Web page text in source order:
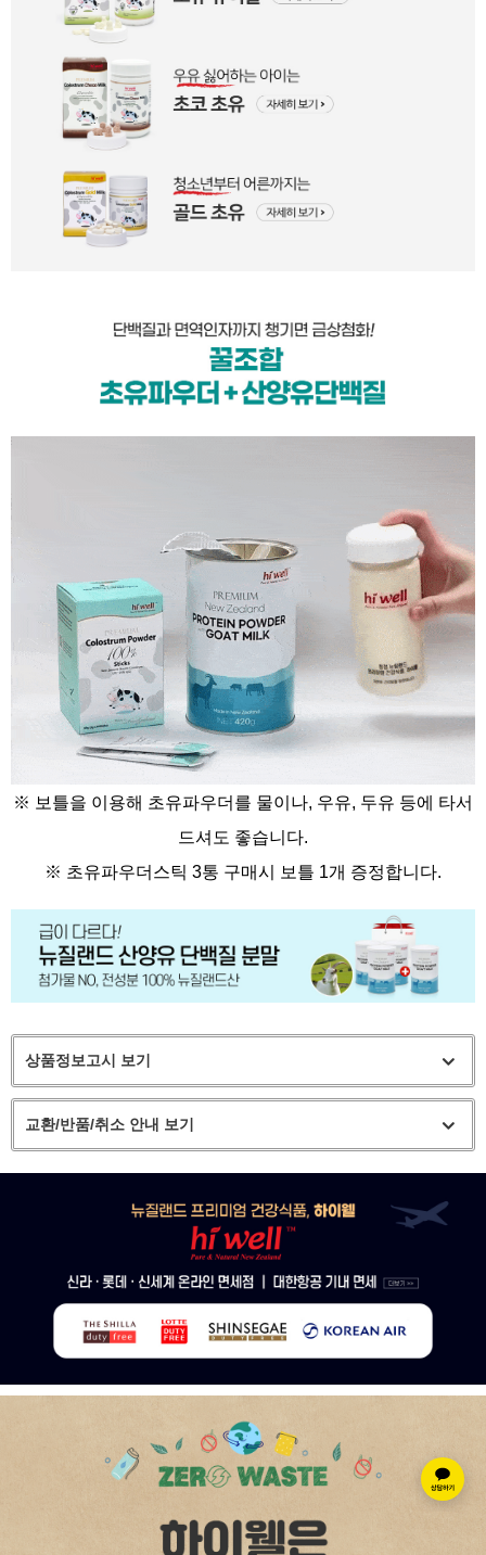
※ 보틀을 이용해 초유파우더를 물이나, 우유, 두유 등에 타서
드셔도 좋습니다.
※ 초유파우더스틱 3통 구매시 보틀 1개 증정합니다.
상품정보고시 보기
교환/반품/취소 안내 보기